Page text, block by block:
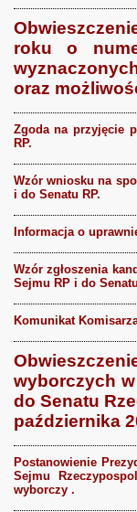
roku o
oraz
Zgoda na przyjęcie
RP.
Wzór wniosku na
i do Senatu RP.
Informacja o
Wzór zgłoszenia
Sejmu RP i do
Komunikat
wyborczych
do Senatu
października
Postanowienie
Sejmu
wyborczy .